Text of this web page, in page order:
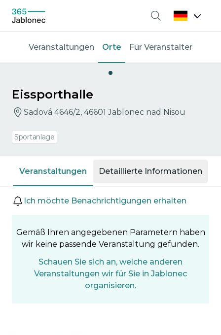
Suche
Veranstaltungen Orte Für Veranstalter
Eissporthalle
Sadová 4646/2, 46601 Jablonec nad Nisou
Sportanlage
Veranstaltungen Detaillierte Informationen
Veranstaltungen
Ich möchte Benachrichtigungen erhalten
Gemäß Ihren angegebenen Parametern haben
wir keine passende Veranstaltung gefunden.
Schauen Sie sich an, welche anderen
Veranstaltungen wir für Sie in Jablonec
organisieren.